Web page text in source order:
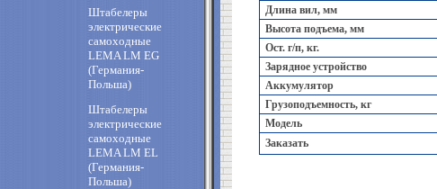
Штабелеры
электрические
самоходные
LEMA LM EG
(Германия-
Польша)
Штабелеры
электрические
самоходные
LEMA LM EL
(Германия-
Польша)
Длина вил, мм
Высота подъема, мм
Ост. г/п, кг.
Зарядное устройство
Аккумулятор
Грузоподъемность, кг
Модель
Заказать